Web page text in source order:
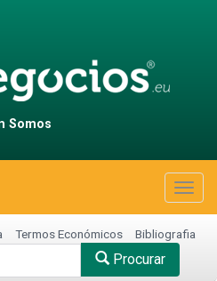
Somos
Termos Económicos Bibliografia
Procurar